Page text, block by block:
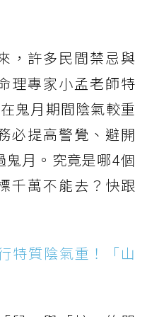
，許多民間禁忌與
理專家小孟老師特
鬼月期間陰氣較重
必提高警覺、避開
月。究竟是哪4個
千萬不能去？快跟
特質陰氣重！「山